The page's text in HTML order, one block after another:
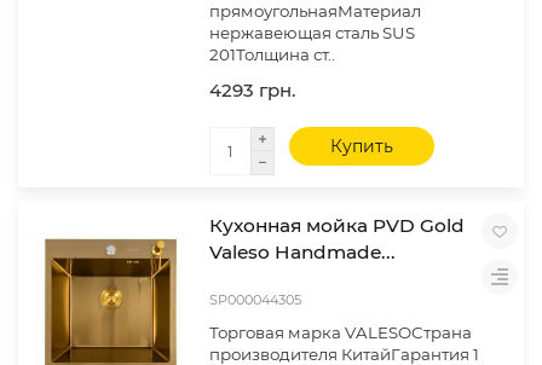
прямоугольнаяМатериал
нержавеющая сталь SUS
201Толщина ст..
4293 грн.
Купить
Кухонная мойка PVD Gold
Valeso Handmade...
SP000044305
Торговая марка VALESOСтрана
производителя КитайГарантия 1